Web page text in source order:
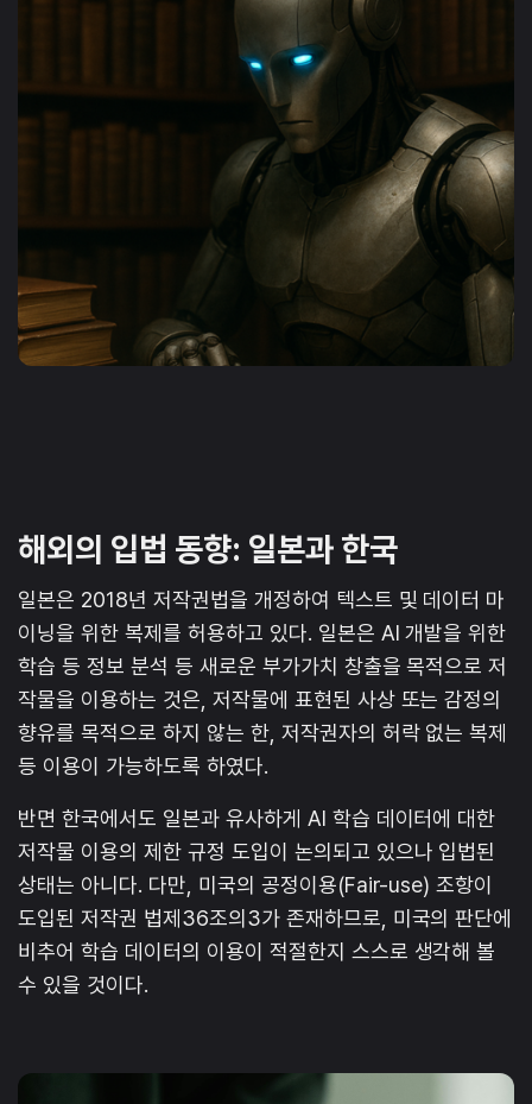
해외의 입법 동향: 일본과 한국
일본은 2018년 저작권법을 개정하여 텍스트 및 데이터 마
이닝을 위한 복제를 허용하고 있다. 일본은 AI 개발을 위한
학습 등 정보 분석 등 새로운 부가가치 창출을 목적으로 저
작물을 이용하는 것은, 저작물에 표현된 사상 또는 감정의
향유를 목적으로 하지 않는 한, 저작권자의 허락 없는 복제
등 이용이 가능하도록 하였다.
반면 한국에서도 일본과 유사하게 AI 학습 데이터에 대한
저작물 이용의 제한 규정 도입이 논의되고 있으나 입법된
상태는 아니다. 다만, 미국의 공정이용(Fair-use) 조항이
도입된 저작권 법제36조의3가 존재하므로, 미국의 판단에
비추어 학습 데이터의 이용이 적절한지 스스로 생각해 볼
수 있을 것이다.